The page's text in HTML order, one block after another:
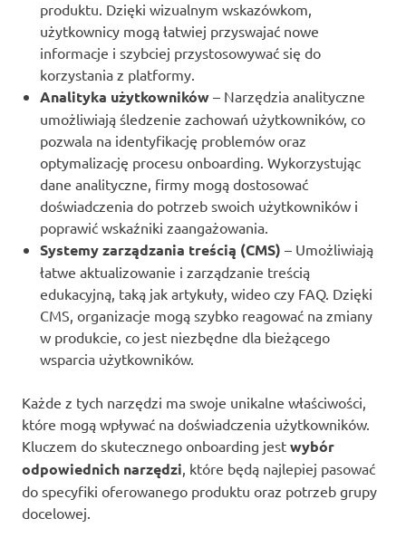
produktu. Dzięki wizualnym wskazówkom,
użytkownicy mogą łatwiej przyswajać nowe
informacje i szybciej przystosowywać się do
korzystania z platformy.
Analityka użytkowników – Narzędzia analityczne
umożliwiają śledzenie zachowań użytkowników, co
pozwala na identyfikację problemów oraz
optymalizację procesu onboarding. Wykorzystując
dane analityczne, firmy mogą dostosować
doświadczenia do potrzeb swoich użytkowników i
poprawić wskaźniki zaangażowania.
Systemy zarządzania treścią (CMS) – Umożliwiają
łatwe aktualizowanie i zarządzanie treścią
edukacyjną, taką jak artykuły, wideo czy FAQ. Dzięki
CMS, organizacje mogą szybko reagować na zmiany
w produkcie, co jest niezbędne dla bieżącego
wsparcia użytkowników.
Każde z tych narzędzi ma swoje unikalne właściwości,
które mogą wpływać na doświadczenia użytkowników.
Kluczem do skutecznego onboarding jest wybór
odpowiednich narzędzi, które będą najlepiej pasować
do specyfiki oferowanego produktu oraz potrzeb grupy
docelowej.